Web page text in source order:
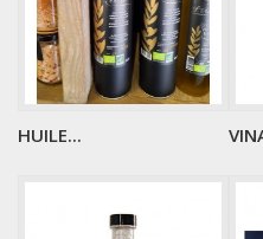
HUILE...